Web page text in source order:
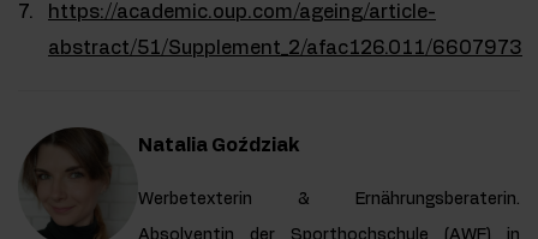
https://academic.oup.com/ageing/article-
abstract/51/Supplement_2/afac126.011/6607973
Natalia Goździak
Werbetexterin & Ernährungsberaterin.
Absolventin der Sporthochschule (AWF) in